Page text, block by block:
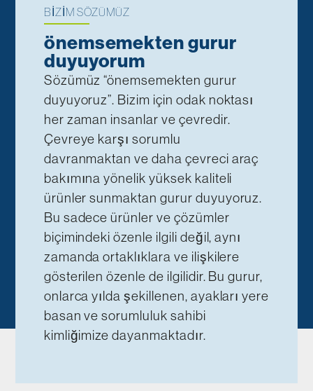
BIZIM SÖZÜMÜZ
önemsemekten gurur
duyuyorum
Sözümüz “önemsemekten gurur
duyuyoruz”. Bizim için odak noktası
her zaman insanlar ve çevredir.
Çevreye karşı sorumlu
davranmaktan ve daha çevreci araç
bakımına yönelik yüksek kaliteli
ürünler sunmaktan gurur duyuyoruz.
Bu sadece ürünler ve çözümler
biçimindeki özenle ilgili değil, aynı
zamanda ortaklıklara ve ilişkilere
gösterilen özenle de ilgilidir. Bu gurur,
onlarca yılda şekillenen, ayakları yere
basan ve sorumluluk sahibi
kimliğimize dayanmaktadır.